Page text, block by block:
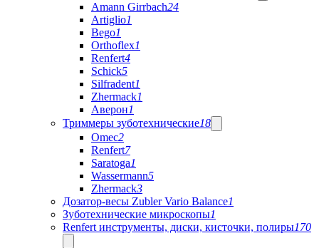
Amann Girrbach24
Artiglio1
Bego1
Orthoflex1
Renfert4
Schick5
Silfradent1
Zhermack1
Аверон1
Триммеры зуботехнические18
Omec2
Renfert7
Saratoga1
Wassermann5
Zhermack3
Дозатор-весы Zubler Vario Balance1
Зуботехнические микроскопы1
Renfert инструменты, диски, кисточки, полиры170